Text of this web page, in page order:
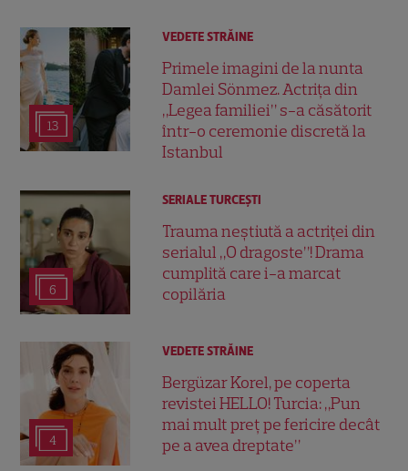
13
VEDETE STRĂINE
Primele imagini de la nunta
Damlei Sönmez. Actrița din
„Legea familiei” s-a căsătorit
într-o ceremonie discretă la
Istanbul
6
SERIALE TURCEŞTI
Trauma neștiută a actriței din
serialul „O dragoste”! Drama
cumplită care i-a marcat
copilăria
4
VEDETE STRĂINE
Bergüzar Korel, pe coperta
revistei HELLO! Turcia: „Pun
mai mult preț pe fericire decât
pe a avea dreptate”